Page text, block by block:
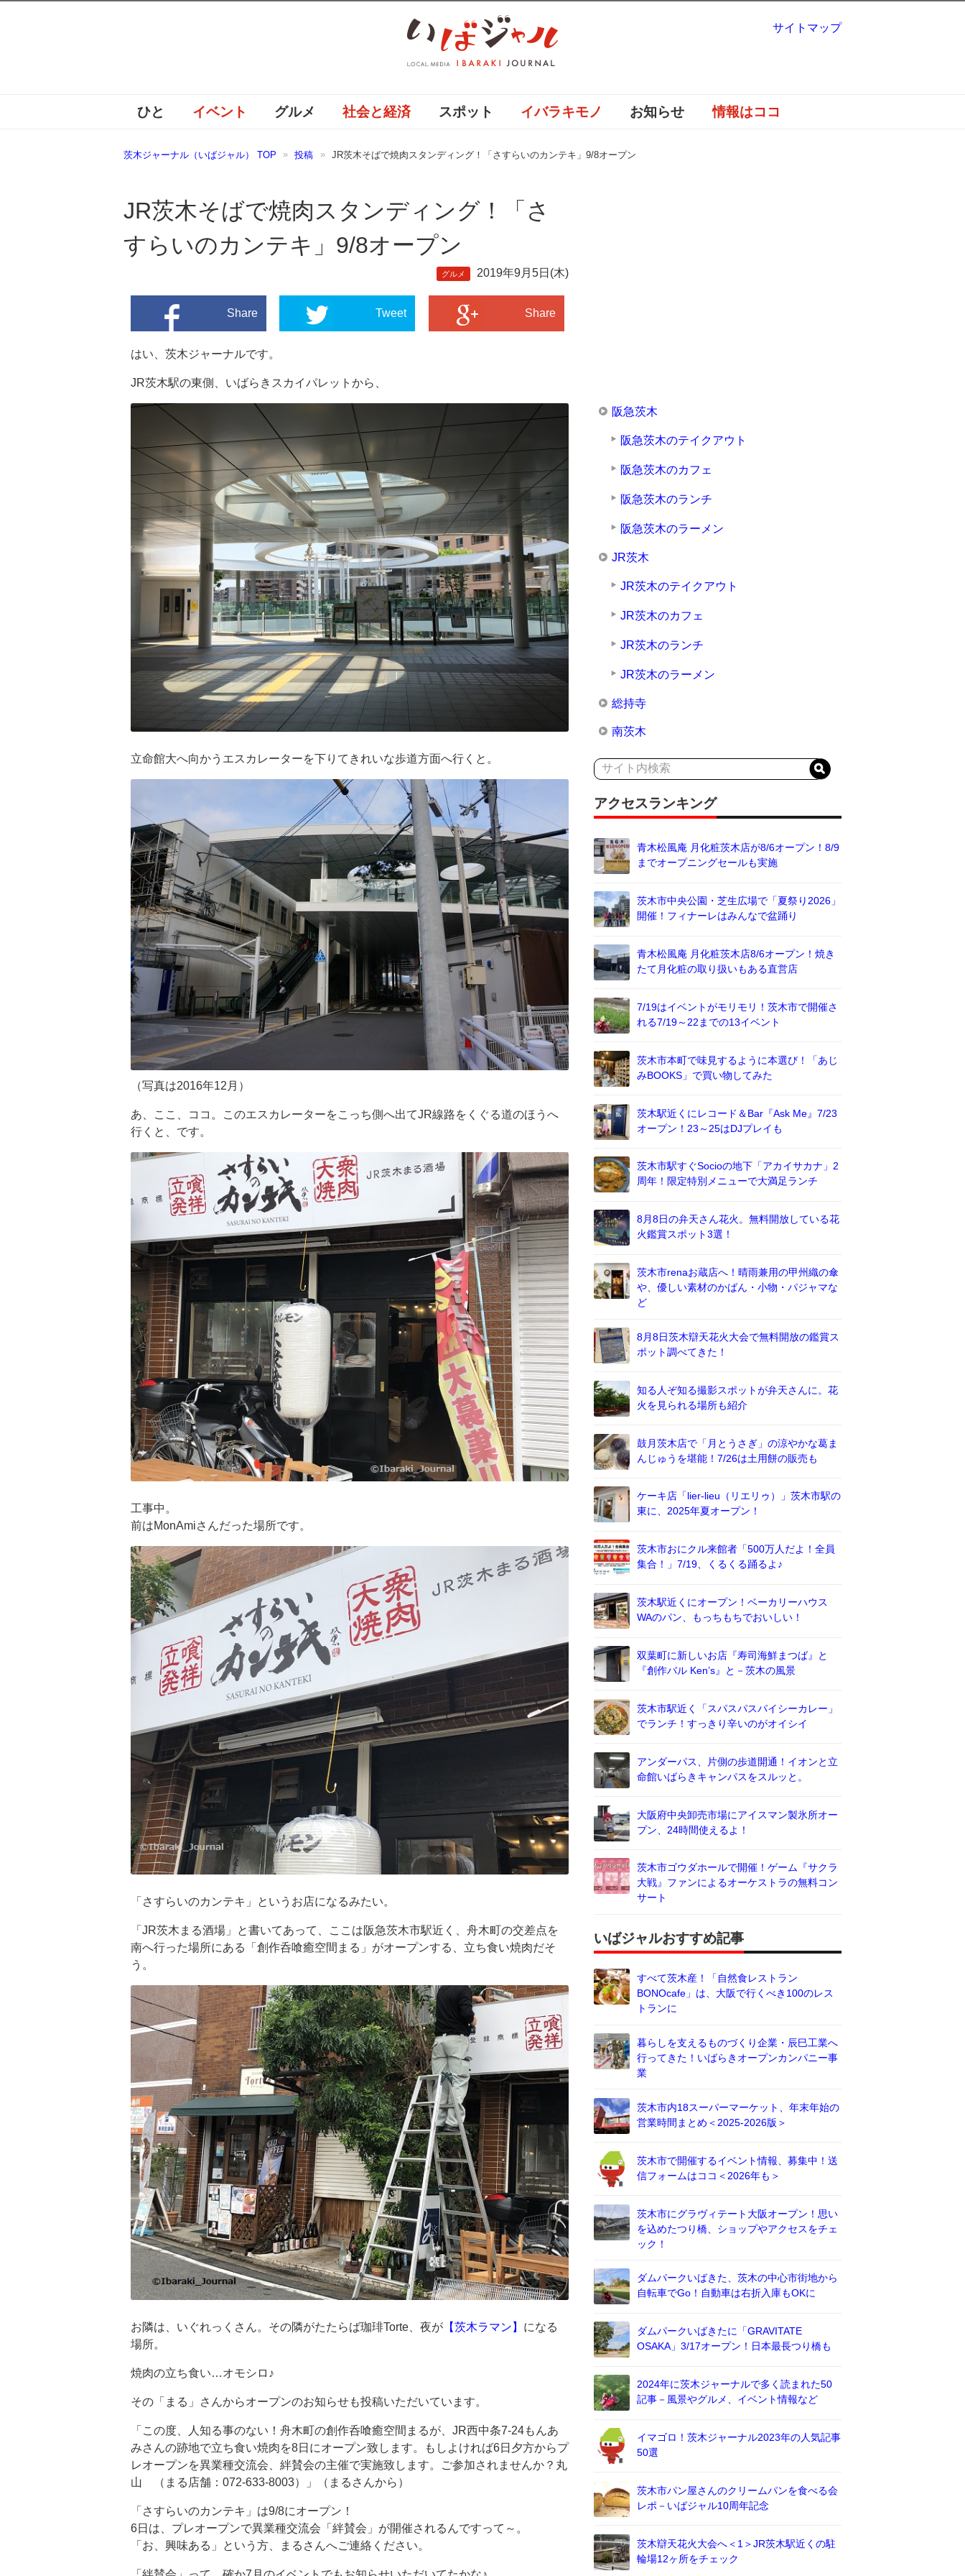
ひと イベント グルメ 社会と経済 スポット イバラキモノ お知らせ 情報はココ
茨木ジャーナル（いばジャル） TOP 投稿 JR茨木そばで焼肉スタンディング！「さすらいのカンテキ」9/8オープン
JR茨木そばで焼肉スタンディング！「さ
すらいのカンテキ」9/8オープン
グルメ 2019年9月5日(木)
Share Tweet Share
はい、茨木ジャーナルです。
JR茨木駅の東側、いばらきスカイパレットから、
立命館大へ向かうエスカレーターを下りてきれいな歩道方面へ行くと。
（写真は2016年12月）
あ、ここ、ココ。このエスカレーターをこっち側へ出てJR線路をくぐる道のほうへ
行くと、です。
工事中。
前はMonAmiさんだった場所です。
「さすらいのカンテキ」というお店になるみたい。
「JR茨木まる酒場」と書いてあって、ここは阪急茨木市駅近く、舟木町の交差点を
南へ行った場所にある「創作呑喰癒空間まる」がオープンする、立ち食い焼肉だそ
う。
お隣は、いぐれっくさん。その隣がたたらば珈琲Torte、夜が 【茨木ラマン】 になる
場所。
焼肉の立ち食い…オモシロ♪
その「まる」さんからオープンのお知らせも投稿いただいています。
「この度、人知る事のない！舟木町の創作呑喰癒空間まるが、JR西中条7-24もんあ
みさんの跡地で立ち食い焼肉を8日にオープン致します。もしよければ6日夕方からプ
レオープンを異業種交流会、絆賛会の主催で実施致します。ご参加されませんか？丸
山 （まる店舗：072-633-8003）」（まるさんから）
「さすらいのカンテキ」は9/8にオープン！
6日は、プレオープンで異業種交流会「絆賛会」が開催されるんですって～。
「お、興味ある」という方、まるさんへご連絡ください。
阪急茨木
阪急茨木のテイクアウト
阪急茨木のカフェ
阪急茨木のランチ
阪急茨木のラーメン
JR茨木
JR茨木のテイクアウト
JR茨木のカフェ
JR茨木のランチ
JR茨木のラーメン
総持寺
南茨木
アクセスランキング
青木松風庵 月化粧茨木店が8/6オープン！8/9
までオープニングセールも実施
茨木市中央公園・芝生広場で「夏祭り2026」
開催！フィナーレはみんなで盆踊り
青木松風庵 月化粧茨木店8/6オープン！焼き
たて月化粧の取り扱いもある直営店
7/19はイベントがモリモリ！茨木市で開催さ
れる7/19～22までの13イベント
茨木市本町で味見するように本選び！「あじ
みBOOKS」で買い物してみた
茨木駅近くにレコード＆Bar『Ask Me』7/23
オープン！23～25はDJプレイも
茨木市駅すぐSocioの地下「アカイサカナ」2
周年！限定特別メニューで大満足ランチ
8月8日の弁天さん花火。無料開放している花
火鑑賞スポット3選！
茨木市renaお蔵店へ！晴雨兼用の甲州織の傘
や、優しい素材のかばん・小物・パジャマな
ど
8月8日茨木辯天花火大会で無料開放の鑑賞ス
ポット調べてきた！
知る人ぞ知る撮影スポットが弁天さんに。花
火を見られる場所も紹介
鼓月茨木店で「月とうさぎ」の涼やかな葛ま
んじゅうを堪能！7/26は土用餅の販売も
ケーキ店「lier-lieu（リエリゥ）」茨木市駅の
東に、2025年夏オープン！
茨木市おにクル来館者「500万人だよ！全員
集合！」7/19、くるくる踊るよ♪
茨木駅近くにオープン！ベーカリーハウス
WAのパン、もっちもちでおいしい！
双葉町に新しいお店『寿司海鮮まつば』と
『創作バル Ken’s』と－茨木の風景
茨木市駅近く「スパスパスパイシーカレー」
でランチ！すっきり辛いのがオイシイ
アンダーパス、片側の歩道開通！イオンと立
命館いばらきキャンパスをスルッと。
大阪府中央卸売市場にアイスマン製氷所オー
プン、24時間使えるよ！
茨木市ゴウダホールで開催！ゲーム『サクラ
大戦』ファンによるオーケストラの無料コン
サート
いばジャルおすすめ記事
すべて茨木産！「自然食レストラン
BONOcafe」は、大阪で行くべき100のレス
トランに
暮らしを支えるものづくり企業・辰巳工業へ
行ってきた！いばらきオープンカンパニー事
業
茨木市内18スーパーマーケット、年末年始の
営業時間まとめ＜2025-2026版＞
茨木市で開催するイベント情報、募集中！送
信フォームはココ＜2026年も＞
茨木市にグラヴィテート大阪オープン！思い
を込めたつり橋、ショップやアクセスをチェ
ック！
ダムパークいばきた、茨木の中心市街地から
自転車でGo！自動車は右折入庫もOKに
ダムパークいばきたに「GRAVITATE
OSAKA」3/17オープン！日本最長つり橋も
2024年に茨木ジャーナルで多く読まれた50
記事－風景やグルメ、イベント情報など
イマゴロ！茨木ジャーナル2023年の人気記事
50選
茨木市パン屋さんのクリームパンを食べる会
レポ－いばジャル10周年記念
茨木辯天花火大会へ＜1＞JR茨木駅近くの駐
輪場12ヶ所をチェック
サイトマップ